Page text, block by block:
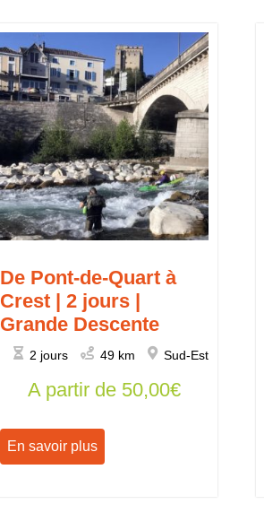
De Pont-de-Quart à
Crest | 2 jours |
Grande Descente
2 jours 49 km Sud-Est
A partir de 50,00€
En savoir plus